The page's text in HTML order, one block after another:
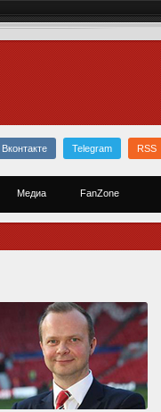
Вконтакте Telegram RSS
Медиа FanZone